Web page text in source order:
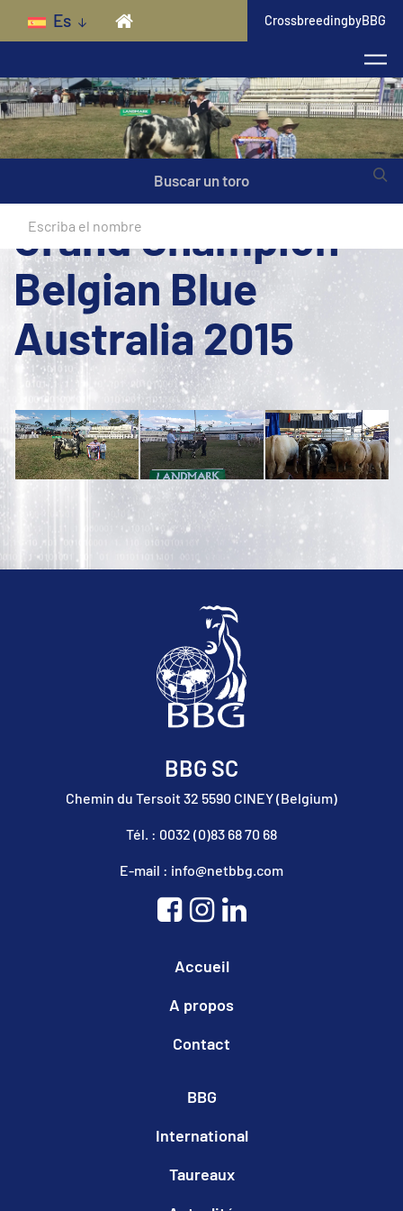
Skip to main content
Es CrossbreedingbyBBG
Buscar un toro
Grand Champion
Belgian Blue
Australia 2015
BBG SC
Chemin du Tersoit 32 5590 CINEY (Belgium)
Tél. : 0032 (0)83 68 70 68
E-mail : info@netbbg.com
Accueil
A propos
Contact
BBG
International
Taureaux